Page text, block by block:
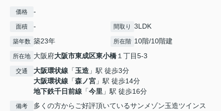
価格 -
面積 - 間取り 3LDK
築年数 築23年 所在階 10階/10階建
所在地 大阪府大阪市東成区東小橋１丁目5-3
交通 大阪環状線 「玉造 」駅 徒歩3分
大阪環状線 「森ノ宮 」駅 徒歩14分
地下鉄千日前線 「今里 」駅 徒歩16分
備考
多くの方からご好評頂いているサンメゾン玉造ツインス